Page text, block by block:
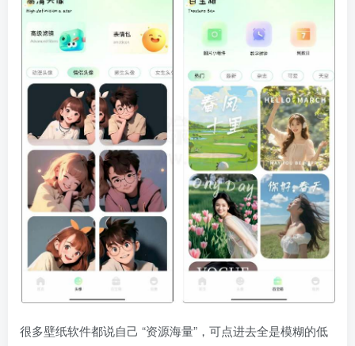
很多壁纸软件都说自己 “资源海量”，可点进去全是模糊的低